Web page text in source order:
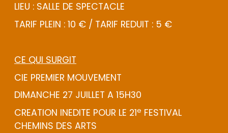
LIEU : SALLE DE SPECTACLE
TARIF PLEIN : 10 € / TARIF REDUIT : 5 €
CE QUI SURGIT
CIE PREMIER MOUVEMENT
DIMANCHE 27 JUILLET A 15H30
CREATION INEDITE POUR LE 21e FESTIVAL
CHEMINS DES ARTS